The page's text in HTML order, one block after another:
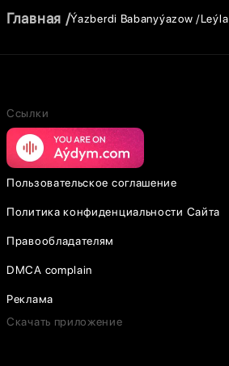
Главная Ýazberdi Babanyýazow Leýla
Ссылки
Пользовательское соглашение
Политика конфиденциальности Сайта
Правообладателям
DMCA complain
Реклама
Скачать приложение